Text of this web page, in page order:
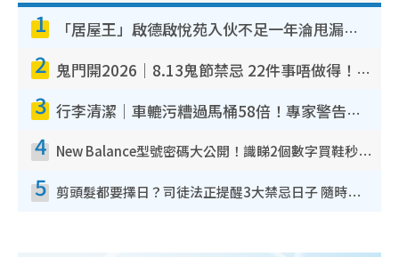
1 「居屋王」啟德啟悅苑入伙不足一年淪甩漏之王！插頭噴火花致大停電 多戶業主全屋家電報銷
2 鬼門開2026｜8.13鬼節禁忌 22件事唔做得！燒肉、刺身要少食？半夜勿吹口哨/打呢個電話
3 行李清潔｜車轆污糟過馬桶58倍！專家警告忌用酒精抹 教1招免污手除菌
4 New Balance型號密碼大公開！識睇2個數字買鞋秒知功能免中伏 附5大熱門鞋款
5 剪頭髮都要擇日？司徒法正提醒3大禁忌日子 隨時剪走財運！呢日剪髮恐「剪壽命」？